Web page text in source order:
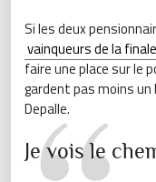
Si les deux
vainqueurs de la
faire une place sur le
gardent pas moins un
Depalle.
Je vois le